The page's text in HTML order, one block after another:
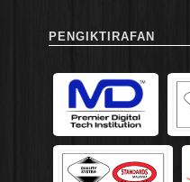
PENGIKTIRAFAN